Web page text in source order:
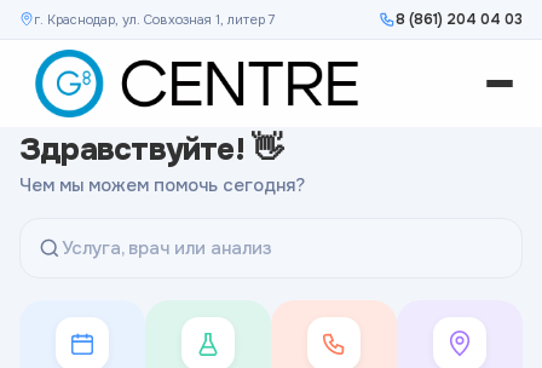
г. Краснодар, ул. Совхозная 1, литер 7 8 (861) 204 04 03
Здравствуйте! 👋
Чем мы можем помочь сегодня?
Услуга, врач или анализ